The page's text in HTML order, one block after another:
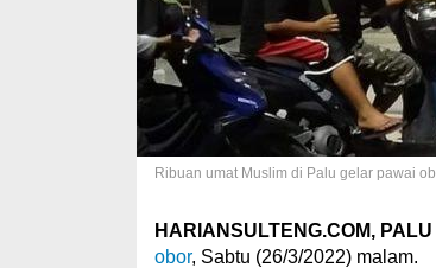
Ribuan umat Muslim di Palu gelar pawai
HARIANSULTENG.COM, PALU
obor, Sabtu (26/3/2022) malam.